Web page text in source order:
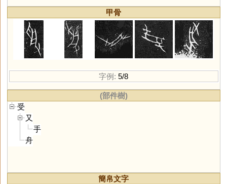
甲骨
字例: 5/8
(部件樹)
受
又
手
舟
簡帛文字